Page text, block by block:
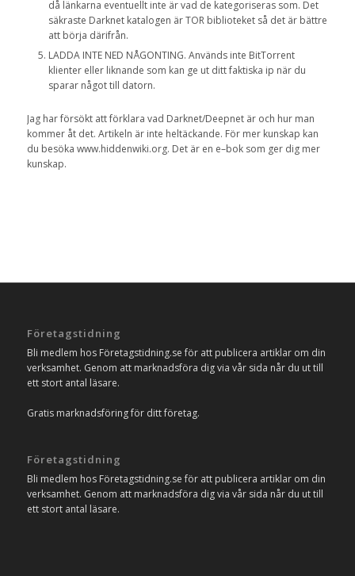
då länkarna eventuellt inte ärvad de kategoriseras som. Det
säkraste Darknet katalogen är TOR biblioteket så det är bättre
att börja därifrån.
LADDA INTE NED NÅGONTING. Används inte BitTorrent
klienter eller liknande som kan ge ut ditt faktiska ip när du
sparar något till datorn.
Jag har försökt attförklara vad Darknet/Deepnetär och hur man
kommer åt det. Artikeln är inte heltäckande. För mer kunskap kan
du besöka www.hiddenwiki.org. Det är en e–bok som ger dig mer
kunskap.
Företagstidning
Bli medlem hos Företagstidning.se för att publicera artiklar om din
verksamhet. Genom att marknadsföra dig via vår sida når du ut till
ett stort antal läsare.
Gratis marknadsföring för ditt företag.
Företagstidning
Bli medlem hos Företagstidning.se för att publicera artiklar om din
verksamhet. Genom att marknadsföra dig via vår sida når du ut till
ett stort antal läsare.